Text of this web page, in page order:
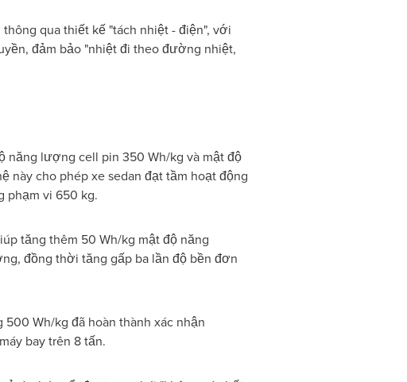
qua thiết kế "tách nhiệt - điện", với
đảm bảo "nhiệt đi theo đường nhiệt,
năng lượng cell pin 350 Wh/kg và mật độ
này cho phép xe sedan đạt tầm hoạt động
phạm vi 650 kg.
tăng thêm 50 Wh/kg mật độ năng
đồng thời tăng gấp ba lần độ bền đơn
Wh/kg đã hoàn thành xác nhận
bay trên 8 tấn.